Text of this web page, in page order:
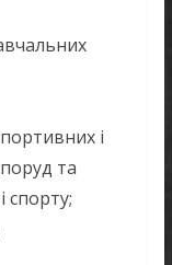
і
та
спорту;